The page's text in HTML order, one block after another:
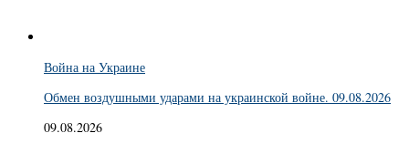
Война на Украине
Обмен воздушными ударами на украинской войне. 09.08.2026
09.08.2026